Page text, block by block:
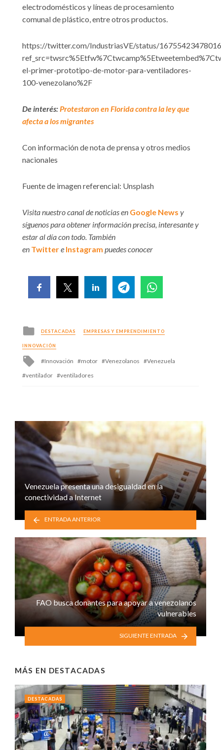
electrodomésticos y líneas de procesamiento
comunal de plástico, entre otros productos.
https://twitter.com/IndustriasVE/status/
el-primer-prototipo-de-motor-para-ventiladores-
100-venezolano%2F
De interés:Protestaron en Florida contra la ley que
afecta a los migrantes
Con información de nota de prensa y otros medios
nacionales
Fuente de imagen referencial: Unsplash
Visita nuestro canal de noticias en Google News y
síguenos para obtener información precisa, interesante y
estar al día con todo. También
en Twittere Instagram puedes conocer
Posted
in
DESTACADAS EMPRESAS Y EMPRENDIMIENTO
INNOVACIÓN
Tagged
Innovación motor Venezolanos
Venezuela
ventilador
ventiladores
Venezuela presenta una desigualdad en la
conectividad a Internet
ENTRADA ANTERIOR
FAO busca donantes para apoyar a venezolanos
vulnerables
SIGUIENTE ENTRADA
MÁS EN DESTACADAS
DESTACADAS